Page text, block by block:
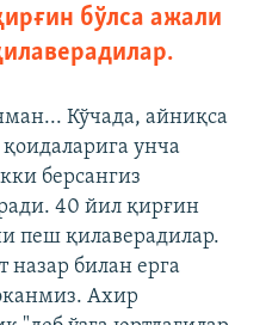
бўлса ажали
Кўчада, айниқса
унча
берсангиз
40 йил қирғин
пеш қилаверадилар.
билан ерга
Ахир